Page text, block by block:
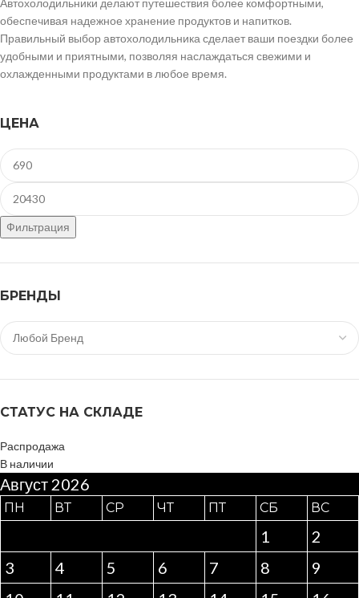
ЦЕНА
Фильтрация
БРЕНДЫ
СТАТУС НА СКЛАДЕ
Распродажа
В наличии
обеспечивая надежное хранение продуктов и напитков.
Правильный выбор автохолодильника сделает ваши поездки более
удобными и приятными, позволяя наслаждаться свежими и
охлажденными продуктами в любое время.
Август 2026
ПН ВТ СР ЧТ ПТ СБ ВС
1
2
3
4 5 6 7 8
9